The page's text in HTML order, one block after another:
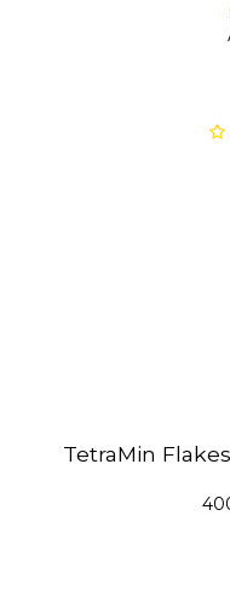
TetraMin